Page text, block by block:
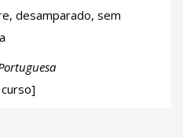
desamparado, sem